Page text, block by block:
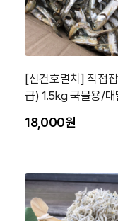
[신건호멸치] 직접
급) 1.5kg 국물용/
18,000원